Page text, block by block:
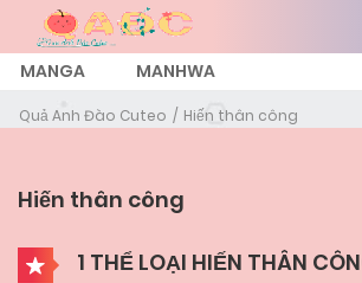
MANGA MANHWA
Quả Anh Đào Cuteo Hiến thân công
Hiến thân công
1 THỂ LOẠI HIẾN THÂN